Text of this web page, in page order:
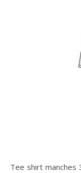
Tee shirt manches 3/4 sans couture emmanchure et col V.